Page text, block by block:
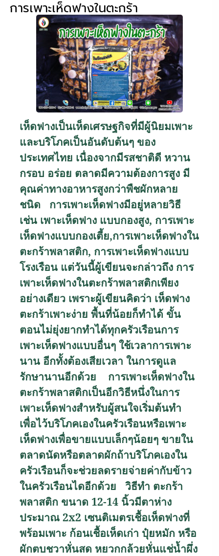
การเพาะเห็ดฟางในตะกร้า
เห็ดฟางเป็นเห็ดเศรษฐกิจที่มีผู้นิยมเพาะ
และบริโภคเป็นอันดับต้นๆ ของ
ประเทศไทย เนื่องจากมีรสชาติดี หวาน
กรอบ อร่อย ตลาดมีความต้องการสูง มี
คุณค่าทางอาหารสูงกว่าพืชผักหลาย
ชนิด
การเพาะเห็ดฟางมีอยู่หลายวิธี
เช่น เพาะเห็ดฟาง แบบกองสูง, การเพาะ
เห็ดฟางแบบกองเตี้ย,การเพาะเห็ดฟางใน
ตะกร้าพลาสติก, การเพาะเห็ดฟางแบบ
โรงเรือน แต่วันนี้ผู้เขียนจะกล่าวถึง การ
เพาะเห็ดฟางในตะกร้าพลาสติกเพียง
อย่างเดียว เพราะผู้เขียนคิดว่า เห็ดฟาง
ตะกร้าเพาะง่าย พื้นที่น้อยก็ทำได้ ขั้น
ตอนไม่ยุ่งยากทำได้ทุกครัวเรือนการ
เพาะเห็ดฟางแบบอื่นๆ ใช้เวลาการเพาะ
นาน อีกทั้งต้องเสียเวลา ในการดูแล
รักษานานอีกด้วย การเพาะเห็ดฟางใน
ตะกร้าพลาสติกเป็นอีกวิธีหนึ่งในการ
เพาะเห็ดฟางสำหรับผู้สนใจเริ่มต้นทำ
เพื่อไว้บริโภคเองในครัวเรือนหรือเพาะ
เห็ดฟางเพื่อขายแบบเล็กๆน้อยๆ ขายใน
ตลาดนัดหรือตลาดผักถ้าบริโภคเองใน
ครัวเรือนก็จะช่วยลดรายจ่ายค่ากับข้าว
ในครัวเรือนไดอีกด้วย
วิธีทำ ตะกร้า
พลาสติก ขนาด 12-14 นิ้วมีตาห่าง
ประมาณ 2x2 เซนติเมตรเชื้อเห็ดฟางที่
พร้อมเพาะ ก้อนเชื้อเห็ดเก่า ปุ๋ยหมัก หรือ
ผักตบชวาหั่นสด หยวกกล้วยหั่นแช่น้ำผึ่ง